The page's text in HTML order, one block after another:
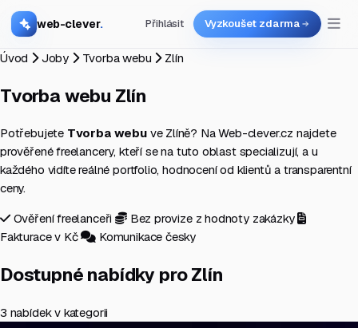
web-clever. Přihlásit Vyzkoušet zdarma
Úvod Joby Tvorba webu Zlín
Tvorba webu Zlín
Potřebujete Tvorba webuve Zlíně? Na Web-clever.cz najdete
prověřené freelancery, kteří se na tuto oblast specializují, a u
každého vidíte reálné portfolio, hodnocení od klientů a transparentní
ceny.
Ověření freelanceři
Bez provize z hodnoty zakázky
Fakturace v Kč
Komunikace česky
Dostupné nabídky pro Zlín
3 nabídek v kategorii